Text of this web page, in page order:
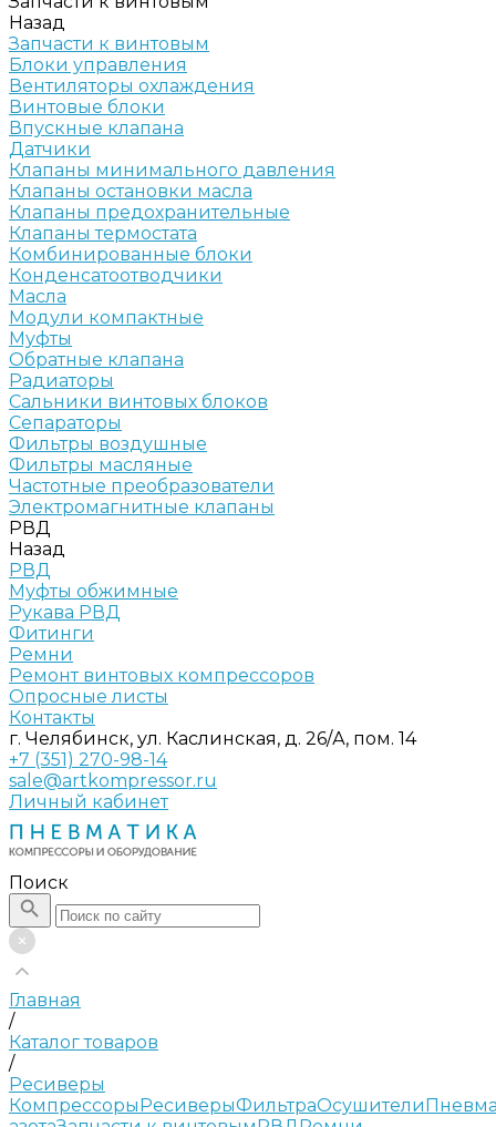
Назад
Запчасти к винтовым
Блоки управления
Вентиляторы охлаждения
Винтовые блоки
Впускные клапана
Датчики
Клапаны минимального давления
Клапаны остановки масла
Клапаны предохранительные
Клапаны термостата
Комбинированные блоки
Конденсатоотводчики
Масла
Модули компактные
Муфты
Обратные клапана
Радиаторы
Сальники винтовых блоков
Сепараторы
Фильтры воздушные
Фильтры масляные
Частотные преобразователи
Электромагнитные клапаны
РВД
Назад
РВД
Муфты обжимные
Рукава РВД
Фитинги
Ремни
Ремонт винтовых компрессоров
Опросные листы
Контакты
г. Челябинск, ул. Каслинская, д. 26/А, пом. 14
+7 (351) 270-98-14
sale@artkompressor.ru
Личный кабинет
Поиск
Главная
/
Каталог товаров
/
Ресиверы
КомпрессорыРесиверыФильтраОсушители